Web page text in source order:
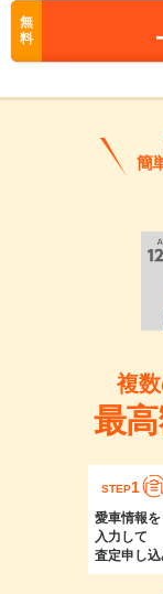
無
料
簡
複
最
STEP1
愛車情報を
入力して
査定申し